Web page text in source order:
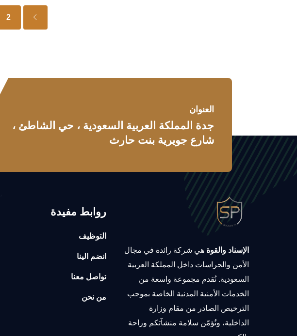
2
العنوان
جدة المملكة العربية السعودية ، حي الشاطئ ،
شارع جويرية بنت حارث
الإسناد والقوة هي شركة رائدة في مجال
الأمن والحراسات داخل المملكة العربية
السعودية. نُقدم مجموعة واسعة من
الخدمات الأمنية المدنية الخاصة بموجب
الترخيص الصادر من مقام وزارة
الداخلية، ونُؤمّن سلامة منشآتكم وراحة
روابط مفيدة
التوظيف
انضم الينا
تواصل معنا
من نحن